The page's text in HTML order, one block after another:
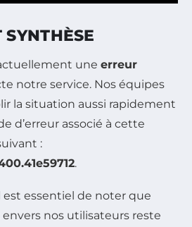
SYNTHÈSE
une erreur
notre service. Nos équipes
la situation aussi rapidement
d’erreur associé à cette
:
.
est essentiel de noter que
nos utilisateurs reste